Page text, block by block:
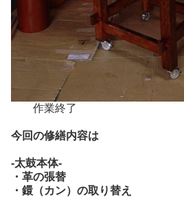
作業終了
今回の修繕内容は
‐太鼓本体‐
・革の張替
・鐶（カン）の取り替え